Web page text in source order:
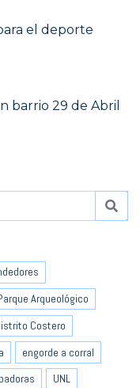
el deporte
barrio 29 de Abril
Arqueológico
Costero
engorde a corral
UNL